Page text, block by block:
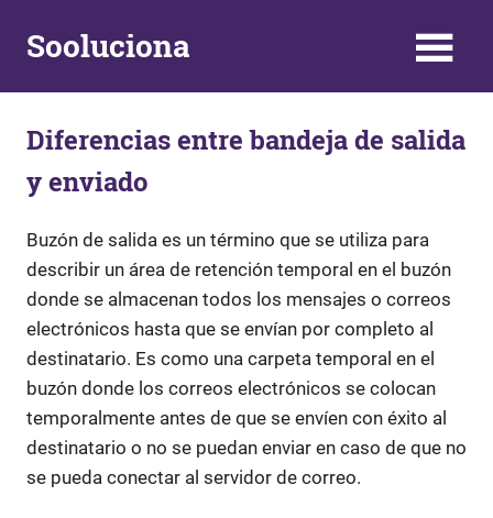
Sooluciona
Soluciones
problemas
la
diaria
Diferencias entre bandeja de salida
y enviado
Buzón de salida es un término que se utiliza para
describir un área de retención temporal en el buzón
donde se almacenan todos los mensajes o correos
electrónicos hasta que se envían por completo al
destinatario. Es como una carpeta temporal en el
buzón donde los correos electrónicos se colocan
temporalmente antes de que se envíen con éxito al
destinatario o no se puedan enviar en caso de que no
se pueda conectar al servidor de correo.